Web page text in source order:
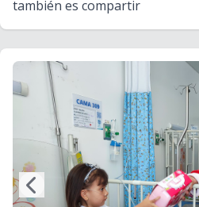
también es compartir